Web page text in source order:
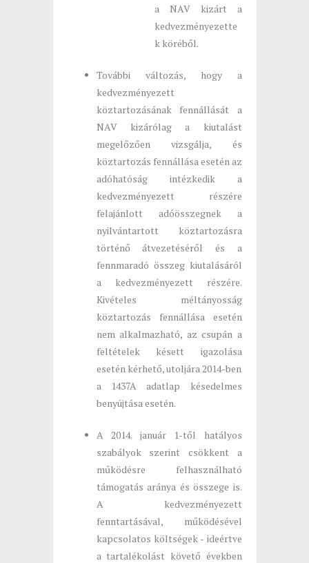
a NAV kizárt a
kedvezményezette
k köréből.
További változás, hogy a
kedvezményezett
köztartozásának fennállását a
NAV kizárólag a kiutalást
megelőzően vizsgálja, és
köztartozás fennállása esetén az
adóhatóság intézkedik a
kedvezményezett részére
felajánlott adóösszegnek a
nyilvántartott köztartozásra
történő átvezetéséről és a
fennmaradó összeg kiutalásáról
a kedvezményezett részére.
Kivételes méltányosság
köztartozás fennállása esetén
nem alkalmazható, az csupán a
feltételek késett igazolása
esetén kérhető, utoljára 2014-ben
a 1437A adatlap késedelmes
benyújtása esetén.
A 2014. január 1-től hatályos
szabályok szerint csökkent a
működésre felhasználható
támogatás aránya és összege is.
A kedvezményezett
fenntartásával, működésével
kapcsolatos költségek - ideértve
a tartalékolást követő években